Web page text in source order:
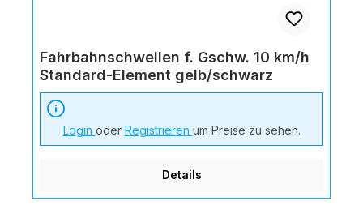
Fahrbahnschwellen f. Gschw. 10 km/h
Standard-Element gelb/schwarz
Login oder Registrieren um Preise zu sehen.
Details